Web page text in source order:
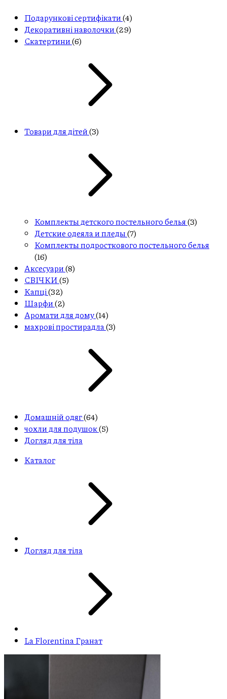
Подарункові сертифікати(4)
Декоративні наволочки(29)
Скатертини(6)
Товари для дітей(3)
Комплекты детского постельного белья(3)
Детские одеяла и пледы(7)
Комплекты подросткового постельного белья
(16)
Aксесуари(8)
СВІЧКИ(5)
Капці(32)
Шарфи(2)
Аромати для дому(14)
махрові простирадла (3)
Домашній одяг(64)
чохли для подушок(5)
Догляд для тіла
Каталог
Догляд для тіла
La Florentina Гранат